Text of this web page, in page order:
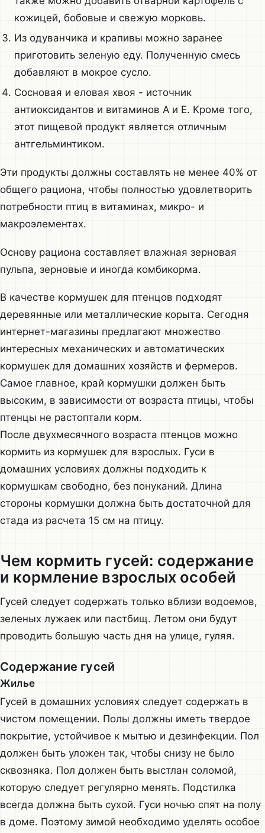
кожицей, бобовые и свежую морковь.
Из одуванчика и крапивы можно заранее
приготовить зеленую еду. Полученную смесь
добавляют в мокрое сусло.
Сосновая и еловая хвоя - источник
антиоксидантов и витаминов А и Е. Кроме того,
этот пищевой продукт является отличным
антгельминтиком.
Эти продукты должны составлять не менее 40% от
общего рациона, чтобы полностью удовлетворить
потребности птиц в витаминах, микро- и
макроэлементах.
Основу рациона составляет влажная зерновая
пульпа, зерновые и иногда комбикорма.
В качестве кормушек для птенцов подходят
деревянные или металлические корыта. Сегодня
интернет-магазины предлагают множество
интересных механических и автоматических
кормушек для домашних хозяйств и фермеров.
Самое главное, край кормушки должен быть
высоким, в зависимости от возраста птицы, чтобы
птенцы не растоптали корм.
После двухмесячного возраста птенцов можно
кормить из кормушек для взрослых. Гуси в
домашних условиях должны подходить к
кормушкам свободно, без понуканий. Длина
стороны кормушки должна быть достаточной для
стада из расчета 15 см на птицу.
Чем кормить гусей: содержание
и кормление взрослых особей
Гусей следует содержать только вблизи водоемов,
зеленых лужаек или пастбищ. Летом они будут
проводить большую часть дня на улице, гуляя.
Содержание гусей
Жилье
Гусей в домашних условиях следует содержать в
чистом помещении. Полы должны иметь твердое
покрытие, устойчивое к мытью и дезинфекции. Пол
должен быть уложен так, чтобы снизу не было
сквозняка. Пол должен быть выстлан соломой,
которую следует регулярно менять. Подстилка
всегда должна быть сухой. Гуси ночью спят на полу
в доме. Поэтому зимой необходимо уделять особое